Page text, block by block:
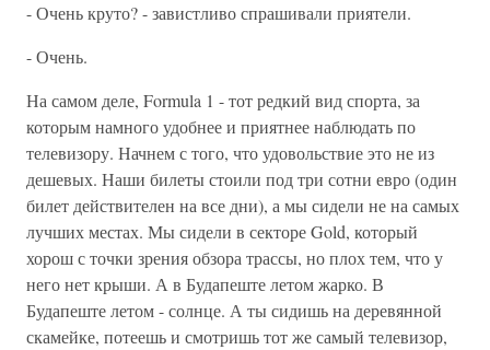
- Очень круто? - завистливо спрашивали приятели.
- Очень.
На самом деле, Formula 1 - тот редкий вид спорта, за
которым намного удобнее и приятнее наблюдать по
телевизору. Начнем с того, что удовольствие это не из
дешевых. Наши билеты стоили под три сотни евро (один
билет действителен на все дни), а мы сидели не на самых
лучших местах. Мы сидели в секторе Gold, который
хорош с точки зрения обзора трассы, но плох тем, что у
него нет крыши. А в Будапеште летом жарко. В
Будапеште летом - солнце. А ты сидишь на деревянной
скамейке, потеешь и смотришь тот же самый телевизор,